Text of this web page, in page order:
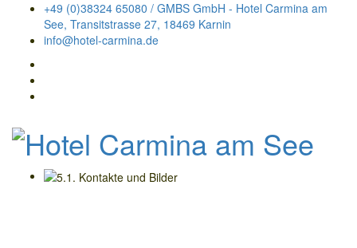
+49 (0)38324 65080 / GMBS GmbH - Hotel Carmina am
See, Transitstrasse 27, 18469 Karnin
info@hotel-carmina.de